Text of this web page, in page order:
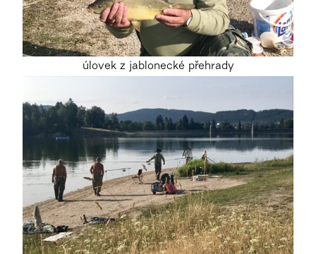
úlovek z jablonecké přehrady